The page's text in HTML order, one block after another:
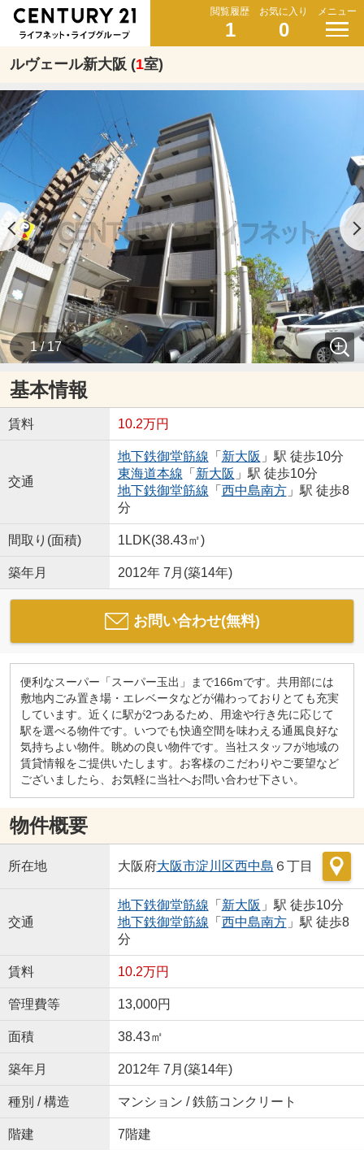
閲覧履歴
1
お気に入り
0
メニュー
ルヴェール新大阪 (1室)
1 / 17
基本情報
賃料 10.2万円
交通
地下鉄御堂筋線 「 新大阪 」駅 徒歩10分
東海道本線 「 新大阪 」駅 徒歩10分
地下鉄御堂筋線 「 西中島南方」駅 徒歩8
分
間取り(面積) 1LDK(38.43㎡)
築年月 2012年 7月(築14年)
お問い合わせ(無料)
便利なスーパー「スーパー玉出」まで166mです。共用部には
敷地内ごみ置き場・エレベータなどが備わっておりとても充実
しています。近くに駅が2つあるため、用途や行き先に応じて
駅を選べる物件です。いつでも快適空間を味わえる通風良好な
気持ちよい物件。眺めの良い物件です。当社スタッフが地域の
賃貸情報をご提供いたします。お客様のこだわりやご要望など
ございましたら、お気軽に当社へお問い合わせ下さい。
物件概要
所在地 大阪府大阪市淀川区西中島 ６丁目
交通
地下鉄御堂筋線 「 新大阪 」駅 徒歩10分
地下鉄御堂筋線 「 西中島南方」駅 徒歩8
分
賃料 10.2万円
管理費等 13,000円
面積 38.43㎡
築年月 2012年 7月(築14年)
種別 / 構造 マンション / 鉄筋コンクリート
階建 7階建